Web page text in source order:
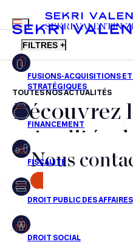
FR EN
MENU
SEKRI VALENTIN
FILTRES +
Fusions-acquisitions et
Financement
Fiscalité
Droit public des affaires
Droit social
TOUTES NOS ACTUALITÉS
Découvrez
actualités
nos
jour
Nous